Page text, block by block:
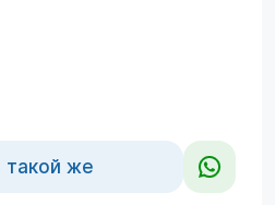
такой же